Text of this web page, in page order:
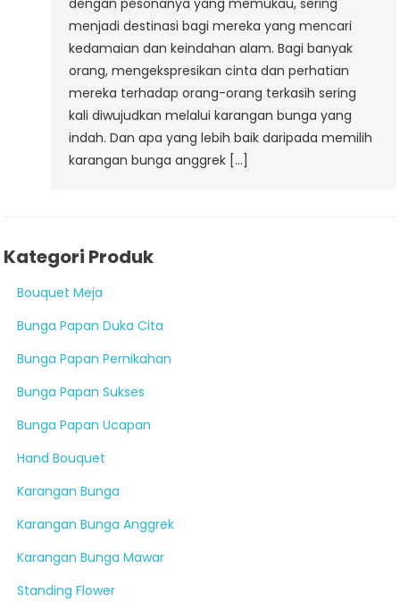
dengan pesonanya yang memukau, sering
menjadi destinasi bagi mereka yang mencari
kedamaian dan keindahan alam. Bagi banyak
orang, mengekspresikan cinta dan perhatian
mereka terhadap orang-orang terkasih sering
kali diwujudkan melalui karangan bunga yang
indah. Dan apa yang lebih baik daripada memilih
karangan bunga anggrek […]
Kategori Produk
Bouquet Meja
Bunga Papan Duka Cita
Bunga Papan Pernikahan
Bunga Papan Sukses
Bunga Papan Ucapan
Hand Bouquet
Karangan Bunga
Karangan Bunga Anggrek
Karangan Bunga Mawar
Standing Flower